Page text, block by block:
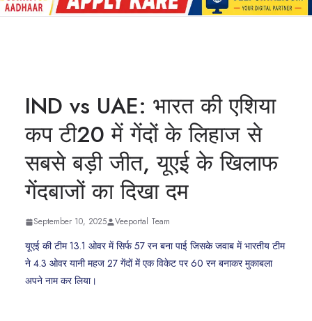
IND vs UAE: भारत की एशिया
कप टी20 में गेंदों के लिहाज से
सबसे बड़ी जीत, यूएई के खिलाफ
गेंदबाजों का दिखा दम
September 10, 2025 Veeportal Team
यूएई की टीम 13.1 ओवर में सिर्फ 57 रन बना पाई जिसके जवाब में भारतीय टीम
ने 4.3 ओवर यानी महज 27 गेंदों में एक विकेट पर 60 रन बनाकर मुकाबला
अपने नाम कर लिया।